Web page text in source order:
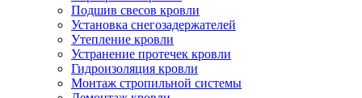
Подшив свесов кровли
Установка снегозадержателей
Утепление кровли
Устранение протечек кровли
Гидроизоляция кровли
Монтаж стропильной системы